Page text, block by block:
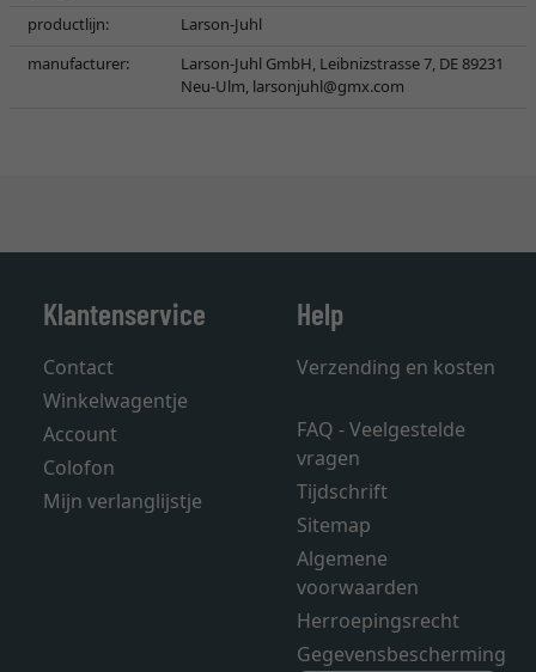
productlijn:
Larson-Juhl
manufacturer:
Larson-Juhl GmbH, Leibnizstrasse 7, DE 89231
Neu-Ulm, larsonjuhl@gmx.com
Klantenservice
Contact
Winkelwagentje
Account
Colofon
Mijn verlanglijstje
Help
Verzending en kosten
FAQ - Veelgestelde
vragen
Tijdschrift
Sitemap
Algemene
voorwaarden
Herroepingsrecht
Gegevensbescherming